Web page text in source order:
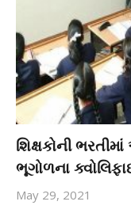
શિક્ષકોની
ભૂગોળના
May 29, 2021